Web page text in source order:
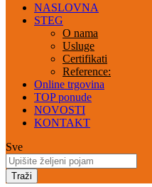
NASLOVNA
STEG
O nama
Usluge
Certifikati
Reference:
Online trgovina
TOP ponude
NOVOSTI
KONTAKT
Sve
Traži